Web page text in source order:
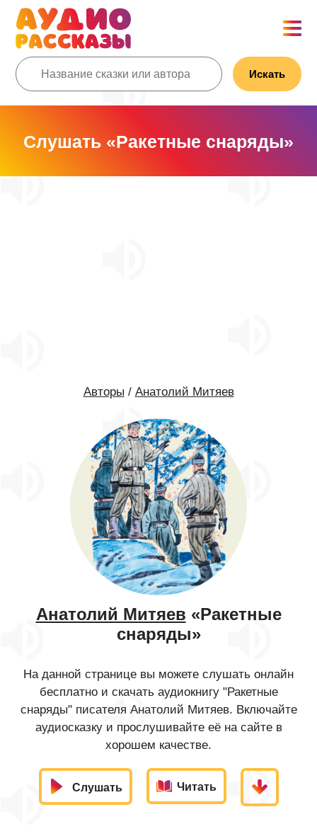
Искать
Слушать «Ракетные снаряды»
Авторы / Анатолий Митяев
Анатолий Митяев «Ракетные
снаряды»
На данной странице вы можете слушать онлайн
бесплатно и скачать аудиокнигу "Ракетные
снаряды" писателя Анатолий Митяев. Включайте
аудиосказку и прослушивайте её на сайте в
хорошем качестве.
Слушать Читать